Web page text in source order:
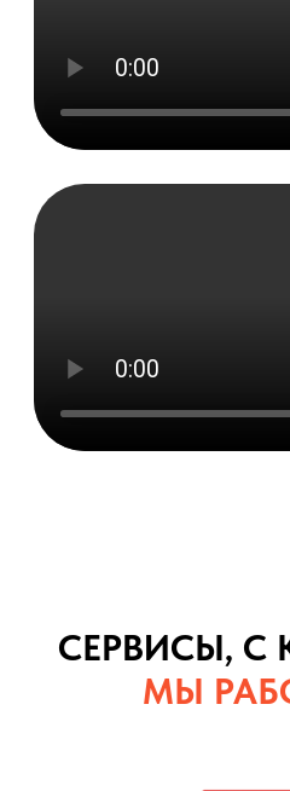
СЕРВИСЫ, С
МЫ